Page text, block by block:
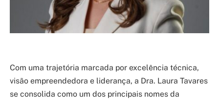
Com uma trajetória marcada por excelência técnica,
visão empreendedora e liderança, a Dra. Laura Tavares
se consolida como um dos principais nomes da